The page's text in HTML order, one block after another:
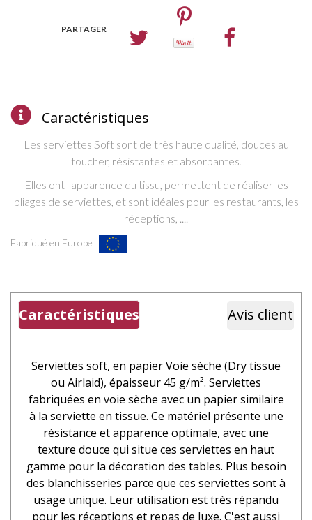
PARTAGER
Caractéristiques
Les serviettes Soft sont de très haute qualité, douces au
toucher, résistantes et absorbantes
Elles ont l'apparence du tissu, permettent de réaliser les
pliages de serviettes, et sont idéales pour les restaurants, les
réceptions, ....
Fabriqué en Europe
Caractéristiques Avis client
Serviettes soft, en papierVoie sèche (Dry tissue
ou Airlaid), épaisseur 45 g/m². Serviettes
fabriquées en voie sèche avec un papier similaire
à la serviette en tissue. Ce matériel présente une
résistance et apparence optimale, avec une
texture douce qui situe ces serviettes en haut
gamme pour la décoration des tables. Plus besoin
des blanchisseries parce que ces serviettes sont à
usage unique. Leur utilisation est très répandu
pour les réceptions et repas de luxe. C'est aussi